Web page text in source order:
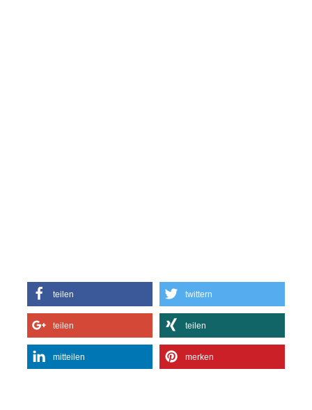
teilen twittern
teilen teilen
mitteilen merken